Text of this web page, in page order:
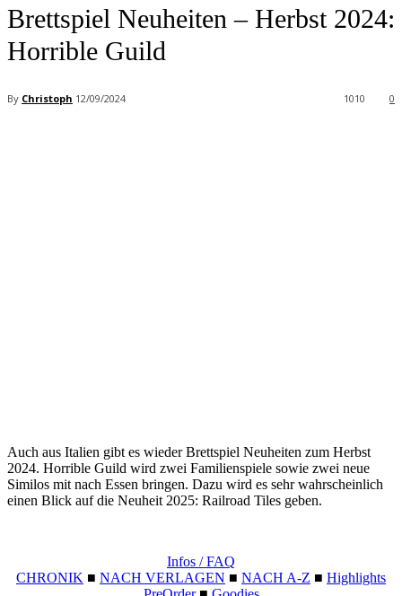
Brettspiel Neuheiten – Herbst 2024:
Horrible Guild
By Christoph 12/09/2024 0
1010
Auch aus Italien gibt es wieder Brettspiel Neuheiten zum Herbst
2024. Horrible Guild wird zwei Familienspiele sowie zwei neue
Similos mit nach Essen bringen. Dazu wird es sehr wahrscheinlich
einen Blick auf die Neuheit 2025: Railroad Tiles geben.
Infos / FAQ
CHRONIK ■ NACH VERLAGEN ■ NACH A-Z ■ Highlights